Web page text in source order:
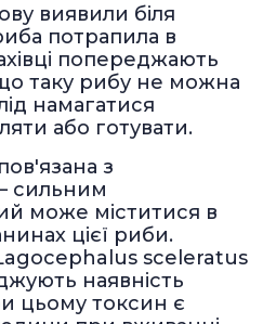
виявили біля
потрапила в
попереджають
таку рибу не можна
намагатися
або готувати.
з
сильним
може міститися в
цієї риби.
sceleratus
наявність
цьому токсин є